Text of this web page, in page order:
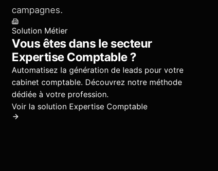
campagnes.
Solution Métier
Vous êtes dans le secteur
Expertise Comptable?
Automatisez la génération de leads pour votre
cabinet comptable. Découvrez notre méthode
dédiée à votre profession.
Voir la solution Expertise Comptable